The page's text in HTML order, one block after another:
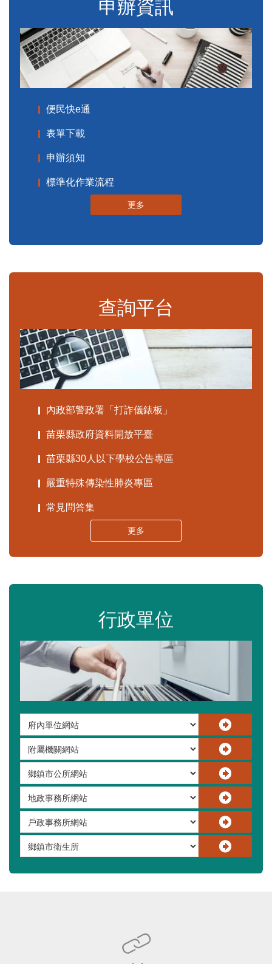
申辦資訊
便民快e通
表單下載
申辦須知
標準化作業流程
更多
查詢平台
內政部警政署「打詐儀錶板」
苗栗縣政府資料開放平臺
苗栗縣30人以下學校公告專區
嚴重特殊傳染性肺炎專區
常見問答集
更多
行政單位